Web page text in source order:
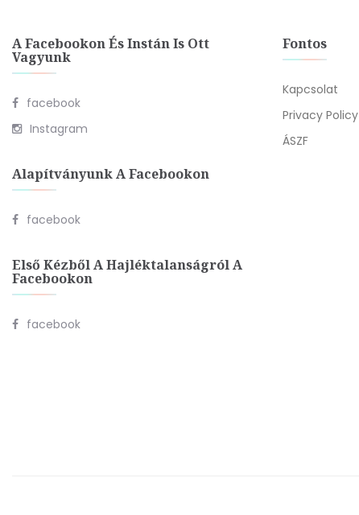
A Facebookon És Instán Is Ott
Vagyunk
facebook
Instagram
Alapítványunk A Facebookon
facebook
Első Kézből A Hajléktalanságról A
Facebookon
facebook
Fontos
Kapcsolat
Privacy Policy
ÁSZF